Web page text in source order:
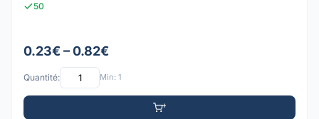
50
0.23€ – 0.82€
Quantité: Min: 1